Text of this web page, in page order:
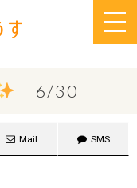
6/30
Mail SMS